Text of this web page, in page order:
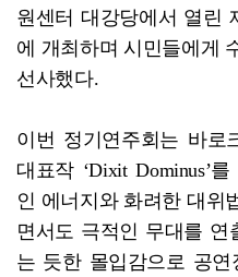
원센터 대강당에서 열린
에 개최하며 시민들에게
선사했다.
이번 정기연주회는 바로
대표작 ‘Dixit Dominus’
인 에너지와 화려한 대위
면서도 극적인 무대를
는 듯한 몰입감으로 공